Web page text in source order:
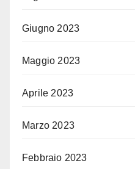
Giugno 2023
Maggio 2023
Aprile 2023
Marzo 2023
Febbraio 2023